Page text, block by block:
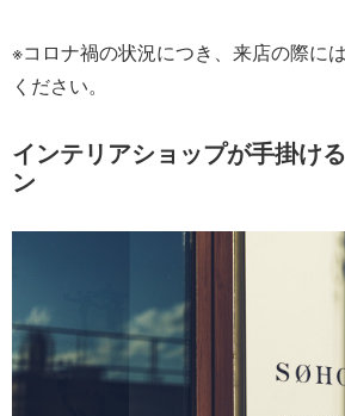
※コロナ禍の状況につき、来店の際に
ください。
インテリアショップが手掛け
ン